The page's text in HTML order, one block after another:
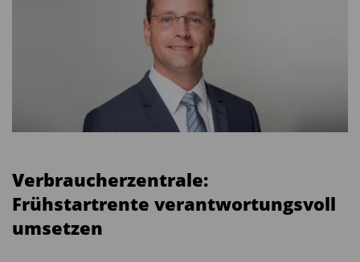
Verbraucherzentrale:
Frühstartrente verantwortungsvoll
umsetzen ­ ­ ­ ­ ­ ­